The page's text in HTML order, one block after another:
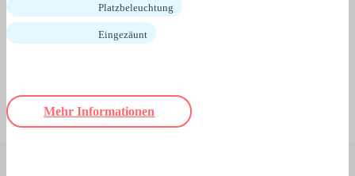
Platzbeleuchtung
Eingezäunt
Mehr Informationen